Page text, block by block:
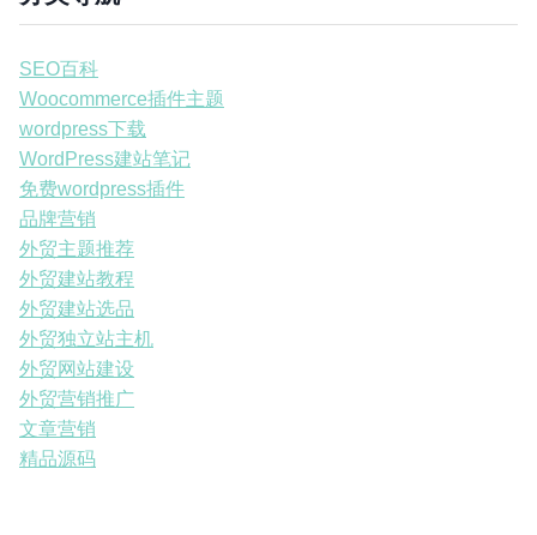
SEO百科
Woocommerce插件主题
wordpress下载
WordPress建站笔记
免费wordpress插件
品牌营销
外贸主题推荐
外贸建站教程
外贸建站选品
外贸独立站主机
外贸网站建设
外贸营销推广
文章营销
精品源码